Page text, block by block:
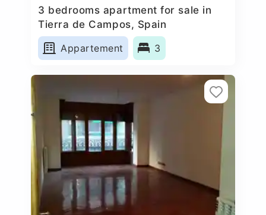
3 bedrooms apartment for sale in
Tierra de Campos, Spain
Appartement
3